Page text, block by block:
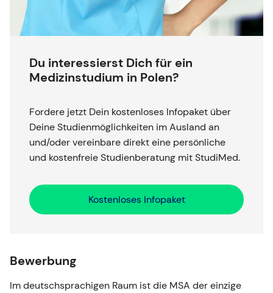
Du interessierst Dich für ein
Medizinstudium in Polen?
Fordere jetzt Dein kostenloses Infopaket über
Deine Studienmöglichkeiten im Ausland an
und/oder vereinbare direkt eine persönliche
und kostenfreie Studienberatung mit StudiMed.
Kostenloses Infopaket
Bewerbung
Im deutschsprachigen Raum ist die MSA der einzige